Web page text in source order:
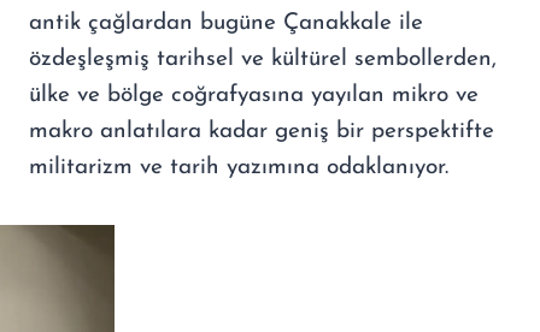
antik çağlardan bugüne Çanakkale ile
özdeşleşmiş tarihsel ve kültürel sembollerden,
ülke ve bölge coğrafyasına yayılan mikro ve
makro anlatılara kadar geniş bir perspektifte
militarizm ve tarih yazımına odaklanıyor.